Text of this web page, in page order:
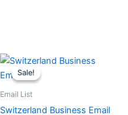
Sale!
Sale!
Email List
Switzerland Business Email
O
preço
original
$500.
O